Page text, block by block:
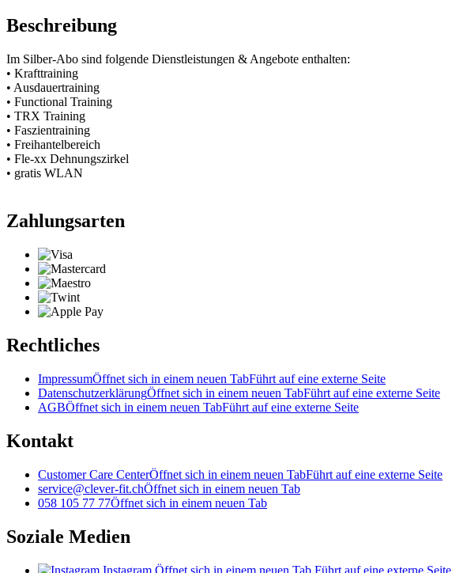
Beschreibung
Im Silber-Abo sind folgende Dienstleistungen & Angebote enthalten:
• Krafttraining
• Ausdauertraining
• Functional Training
• TRX Training
• Faszientraining
• Freihantelbereich
• Fle-xx Dehnungszirkel
• gratis WLAN
Zahlungsarten
Rechtliches
ImpressumÖffnet sich in einem neuen TabFührt auf eine externe Seite
DatenschutzerklärungÖffnet sich in einem neuen TabFührt auf eine externe Seite
AGBÖffnet sich in einem neuen TabFührt auf eine externe Seite
Kontakt
Customer Care CenterÖffnet sich in einem neuen TabFührt auf eine externe Seite
service@clever-fit.chÖffnet sich in einem neuen Tab
058 105 77 77Öffnet sich in einem neuen Tab
Soziale Medien
Instagram Öffnet sich in einem neuen Tab Führt auf eine externe Seite